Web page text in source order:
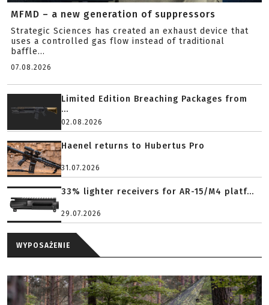
MFMD – a new generation of suppressors
Strategic Sciences has created an exhaust device that
uses a controlled gas flow instead of traditional
baffle...
07.08.2026
Limited Edition Breaching Packages from
...
02.08.2026
Haenel returns to Hubertus Pro
31.07.2026
33% lighter receivers for AR-15/M4 platf...
29.07.2026
WYPOSAŻENIE